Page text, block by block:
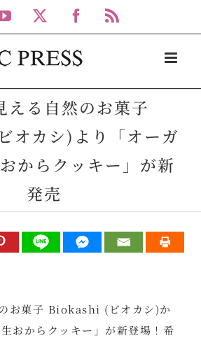
YouTube Facebook
える自然のお菓子
カシ)より「オーガ
からクッキー」が新
発売
お菓子 Biokashi (ビオカシ)か
おからクッキー」が新登場！希